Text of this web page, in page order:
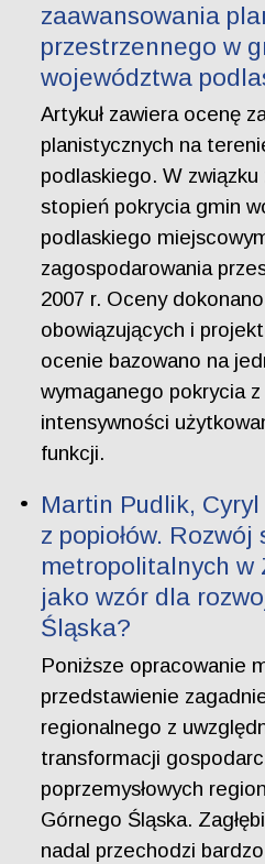
zaawansowania
przestrzennego w
województwa
Artykuł zawiera ocenę
planistycznych na
podlaskiego. W
stopień pokrycia gmin
podlaskiego
zagospodarowania
2007 r. Oceny
obowiązujących i
ocenie bazowano na
wymaganego pokrycia
intensywności
funkcji.
Martin Pudlik,
z popiołów. Rozwój
metropolitalnych w
jako wzór dla
Śląska?
Poniższe opracowanie
przedstawienie
regionalnego z
transformacji
poprzemysłowych
Górnego Śląska.
nadal przechodzi